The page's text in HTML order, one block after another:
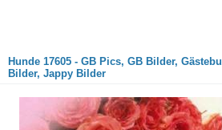
Hunde 17605 - GB Pics, GB Bilder,
Bilder, Jappy Bilder